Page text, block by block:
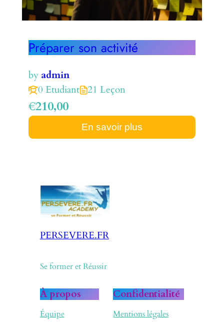
Préparer son activité
by admin
0 Etudiant
21 Leçon
€210,00
En savoir plus
PERSEVERE.FR
Se former et Réussir
À propos
Équipe
Confidentialité
Mentions légales